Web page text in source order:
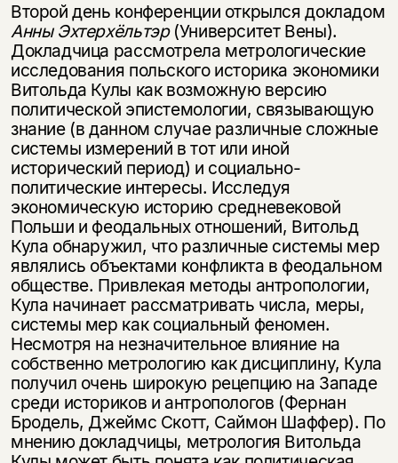
Второй день конференции открылся докладом
Анны Эхтерхёльтэр(Университет Вены).
Докладчица рассмотрела метрологические
исследования польского историка экономики
Витольда Кулы как возможную версию
политической эпистемологии, связывающую
знание (в данном случае различные сложные
системы измерений в тот или иной
исторический период) и социально-
политические интересы. Исследуя
экономическую историю средневековой
Польши и феодальных отношений, Витольд
Кула обнаружил, что различные системы мер
являлись объектами конфликта в феодальном
обществе. Привлекая методы антропологии,
Кула начинает рассматривать числа, меры,
системы мер как социальный феномен.
Несмотря на незначительное влияние на
собственно метрологию как дисциплину, Кула
получил очень широкую рецепцию на Западе
среди историков и антропологов (Фернан
Бродель, Джеймс Скотт, Саймон Шаффер). По
мнению докладчицы, метрология Витольда